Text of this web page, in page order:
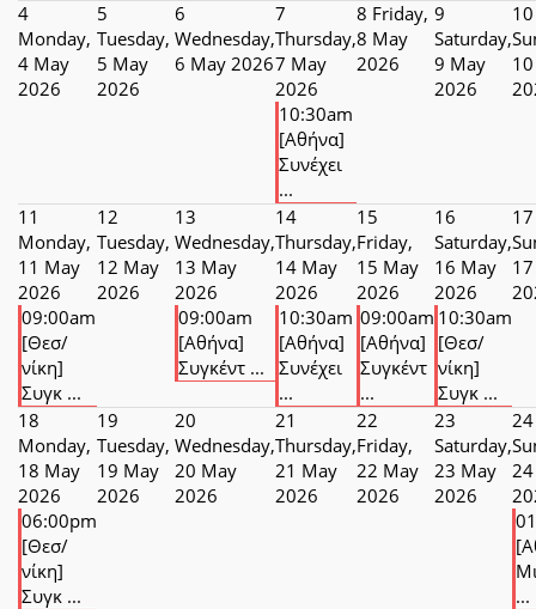
4
Monday,
4 May
2026
5
Tuesday,
5 May
2026
6
Wednesday,
6 May 2026
7
Thursday,
7 May
2026
10:30am
[Αθήνα]
Συνέχει
...
8 Friday,
8 May
2026
9
Saturday,
9 May
2026
10
11
Monday,
11 May
2026
09:00am
[Θεσ/
νίκη]
Συγκ ...
12
Tuesday,
12 May
2026
13
Wednesday,
13 May
2026
09:00am
[Αθήνα]
Συγκέντ ...
14
Thursday,
14 May
2026
10:30am
[Αθήνα]
Συνέχει
...
15
Friday,
15 May
2026
09:00am
[Αθήνα]
Συγκέντ
...
16
Saturday,
16 May
2026
10:30am
[Θεσ/
νίκη]
Συγκ ...
17
18
Monday,
18 May
2026
06:00pm
[Θεσ/
νίκη]
Συγκ ...
19
Tuesday,
19 May
2026
20
Wednesday,
20 May
2026
21
Thursday,
21 May
2026
22
Friday,
22 May
2026
23
Saturday,
23 May
2026
24
...